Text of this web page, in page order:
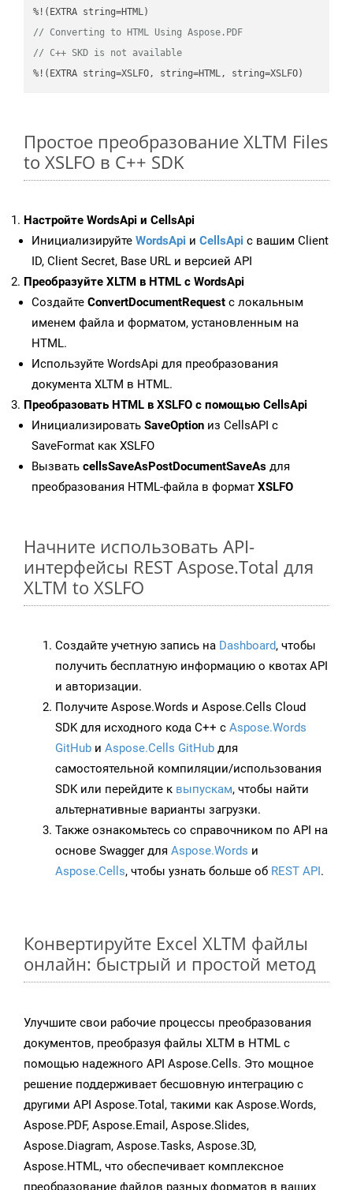
// Converting to HTML Using Aspose.PDF
// C++ SKD is not available
%!(EXTRA string=XSLFO, string=HTML, string=XSLFO)
Простое преобразование XLTM Files
to XSLFO в C++ SDK
Настройте WordsApi и CellsApi
Инициализируйте WordsApi и CellsApi с вашим Client
ID, Client Secret, Base URL и версией API
Преобразуйте XLTM в HTML с WordsApi
Создайте ConvertDocumentRequest с локальным
именем файла и форматом, установленным на
HTML.
Используйте WordsApi для преобразования
документа XLTM в HTML.
Преобразовать HTML в XSLFO с помощью CellsApi
Инициализировать SaveOption из CellsAPI с
SaveFormat как XSLFO
Вызвать cellsSaveAsPostDocumentSaveAs для
преобразования HTML-файла в формат XSLFO
Начните использовать API-
интерфейсы REST Aspose.Total для
XLTM to XSLFO
Создайте учетную запись на Dashboard, чтобы
получить бесплатную информацию о квотах API
и авторизации.
Получите Aspose.Words и Aspose.Cells Cloud
SDK для исходного кода C++ с Aspose.Words
GitHub и Aspose.Cells GitHub для
самостоятельной компиляции/использования
SDK или перейдите к выпускам, чтобы найти
альтернативные варианты загрузки.
Также ознакомьтесь со справочником по API на
основе Swagger для Aspose.Words и
Aspose.Cells, чтобы узнать больше об REST API.
Конвертируйте Excel XLTM файлы
онлайн: быстрый и простой метод
Улучшите свои рабочие процессы преобразования
документов, преобразуя файлы XLTM в HTML с
помощью надежного API Aspose.Cells. Это мощное
решение поддерживает бесшовную интеграцию с
другими API Aspose.Total, такими как Aspose.Words,
Aspose.PDF, Aspose.Email, Aspose.Slides,
Aspose.Diagram, Aspose.Tasks, Aspose.3D,
Aspose.HTML, что обеспечивает комплексное
преобразование файлов разных форматов в ваших